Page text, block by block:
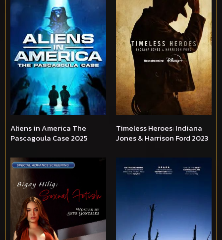
Aliens in America The
Pascagoula Case 2025
Timeless Heroes: Indiana
Jones & Harrison Ford 2023